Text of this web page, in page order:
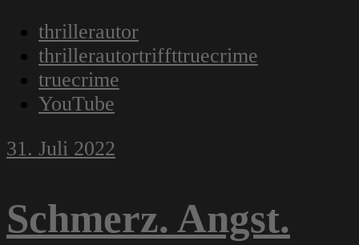
thrillerautor
thrillerautortriffttruecrime
truecrime
YouTube
31. Juli 2022
Schmerz. Angst.